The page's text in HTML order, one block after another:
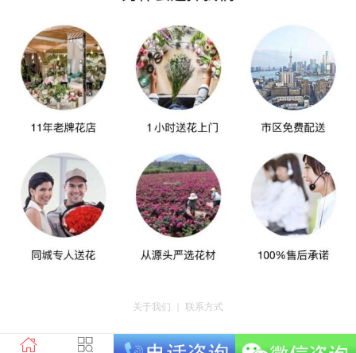
关于我们 联系方式
版权所有：荣昌区昌州街道爱神鲜花店 地址：重庆市荣昌区昌州街道迎宾大道
南段3号35幢4-20 电话：tel023-46761716